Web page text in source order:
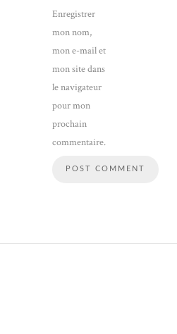
Enregistrer
mon nom,
mon e-mail et
mon site dans
le navigateur
pour mon
prochain
commentaire.